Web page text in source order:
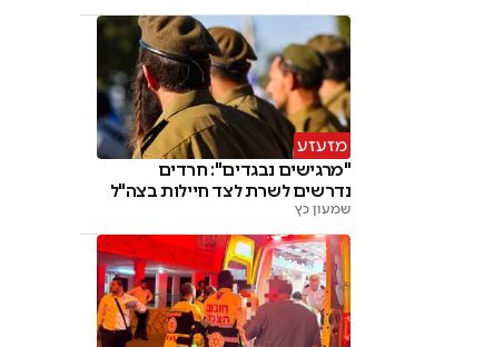
מזעזע
"מרגישים נבגדים": חרדים
נדרשים לשרת לצד חיילות בצה"ל
שמעון כץ